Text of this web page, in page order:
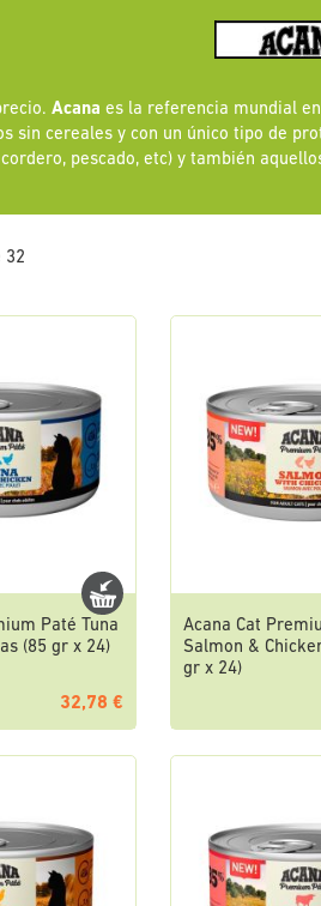
Acana es la referencia mundial
sin cereales y con un único tipo de
pescado, etc) y también
32
Paté Tuna
(85 gr x 24)
32,78 €
Acana Cat
Salmon &
gr x 24)